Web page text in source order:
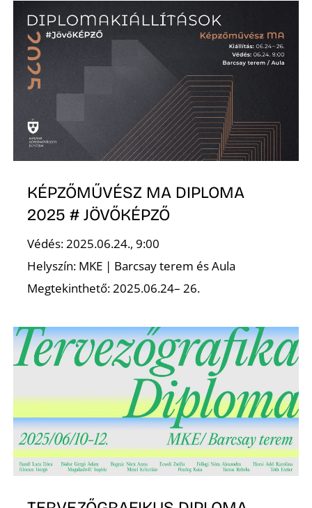
KÉPZŐMŰVÉSZ MA DIPLOMA
2025 # JÖVŐKÉPZŐ
Védés: 2025.06.24., 9:00
Helyszín: MKE | Barcsay terem és Aula
Megtekinthető: 2025.06.24– 26.